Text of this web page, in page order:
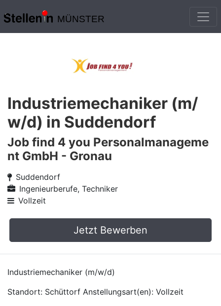
MÜNSTER
Industriemechaniker (m/
w/d) in Suddendorf
Job find 4 you Personalmanageme
nt GmbH - Gronau
Suddendorf
Ingenieurberufe, Techniker
Vollzeit
Jetzt Bewerben
Industriemechaniker (m/w/d)
Standort: Schüttorf Anstellungsart(en): Vollzeit